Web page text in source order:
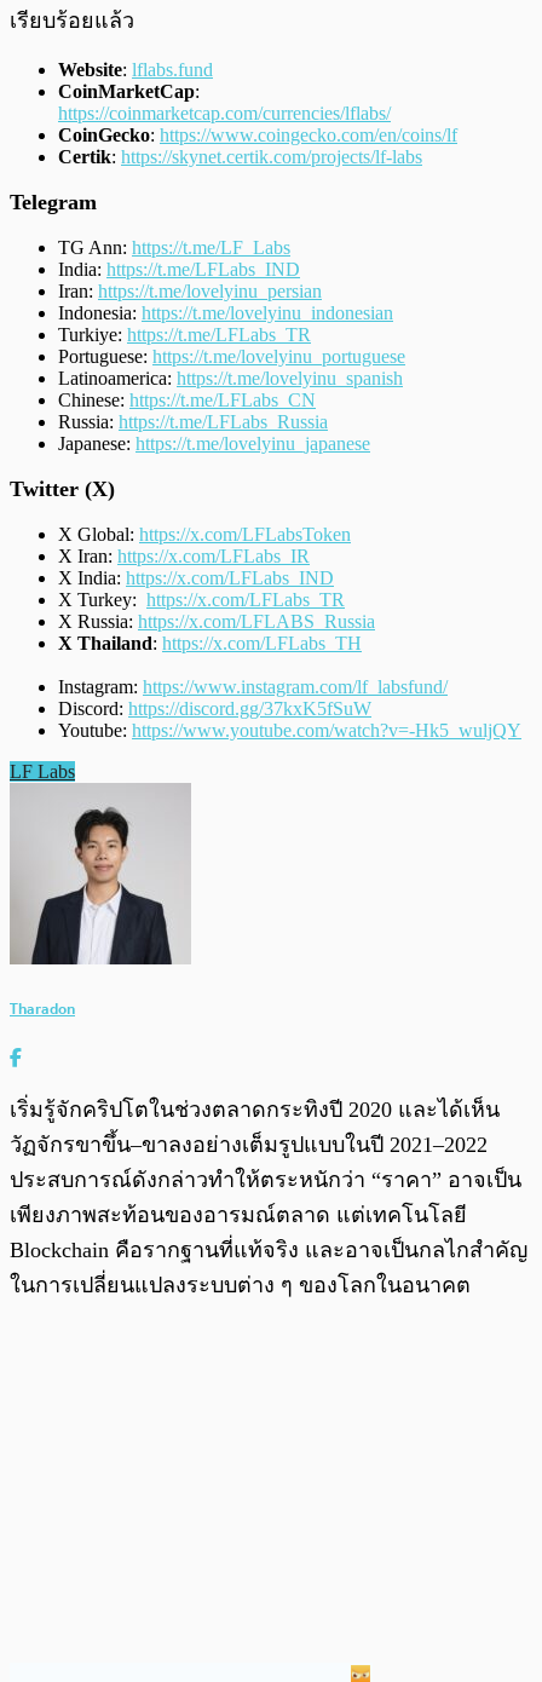
เรียบร้อยแล้ว
Website: lflabs.fund
CoinMarketCap:
https://coinmarketcap.com/currencies/lflabs/
CoinGecko: https://www.coingecko.com/en/coins/lf
Certik: https://skynet.certik.com/projects/lf-labs
Telegram
TG Ann: https://t.me/LF_Labs
India: https://t.me/LFLabs_IND
Iran: https://t.me/lovelyinu_persian
Indonesia: https://t.me/lovelyinu_indonesian
Turkiye: https://t.me/LFLabs_TR
Portuguese: https://t.me/lovelyinu_portuguese
Latinoamerica: https://t.me/lovelyinu_spanish
Chinese: https://t.me/LFLabs_CN
Russia: https://t.me/LFLabs_Russia
Japanese: https://t.me/lovelyinu_japanese
Twitter (X)
X Global: https://x.com/LFLabsToken
X Iran: https://x.com/LFLabs_IR
X India: https://x.com/LFLabs_IND
X Turkey: https://x.com/LFLabs_TR
X Russia: https://x.com/LFLABS_Russia
X Thailand: https://x.com/LFLabs_TH
Instagram: https://www.instagram.com/lf_labsfund/
Discord: https://discord.gg/37kxK5fSuW
Youtube: https://www.youtube.com/watch?v=-Hk5_wuljQY
LF Labs
Tharadon
เริ่มรู้จักคริปโตในช่วงตลาดกระทิงปี 2020 และได้เห็น
วัฏจักรขาขึ้น–ขาลงอย่างเต็มรูปแบบในปี 2021–2022
ประสบการณ์ดังกล่าวทำให้ตระหนักว่า “ราคา” อาจเป็น
เพียงภาพสะท้อนของอารมณ์ตลาด แต่เทคโนโลยี
Blockchain คือรากฐานที่แท้จริง และอาจเป็นกลไกสำคัญ
ในการเปลี่ยนแปลงระบบต่าง ๆ ของโลกในอนาคต